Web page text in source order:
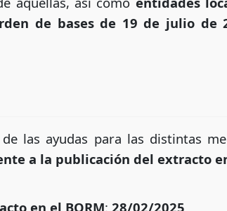
de bases de 19 de julio de
las ayudas para las distintas
a la publicación del extracto
en el BORM: 28/02/2025